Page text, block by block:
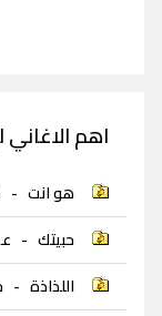
اهم الاغاني
هو انت -
حبيتك -
اللذاذة -